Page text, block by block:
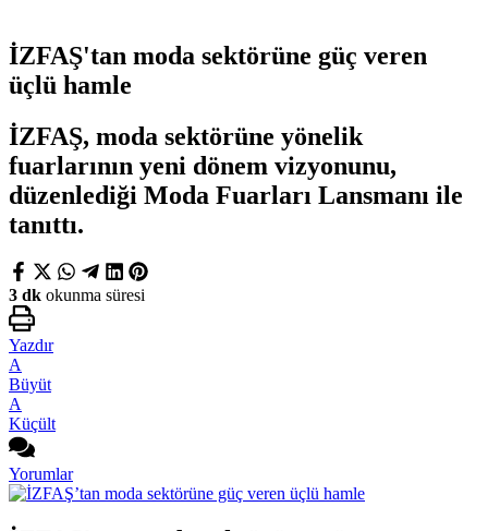
İZFAŞ'tan moda sektörüne güç veren
üçlü hamle
İZFAŞ, moda sektörüne yönelik
fuarlarının yeni dönem vizyonunu,
düzenlediği Moda Fuarları Lansmanı ile
tanıttı.
3 dk okunma süresi
Yazdır
A
Büyüt
A
Küçült
Yorumlar